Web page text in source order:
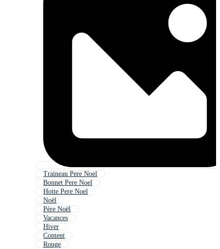
Traineau Pere Noel
Bonnet Pere Noel
Hotte Pere Noel
Noël
Père Noël
Vacances
Hiver
Content
Rouge